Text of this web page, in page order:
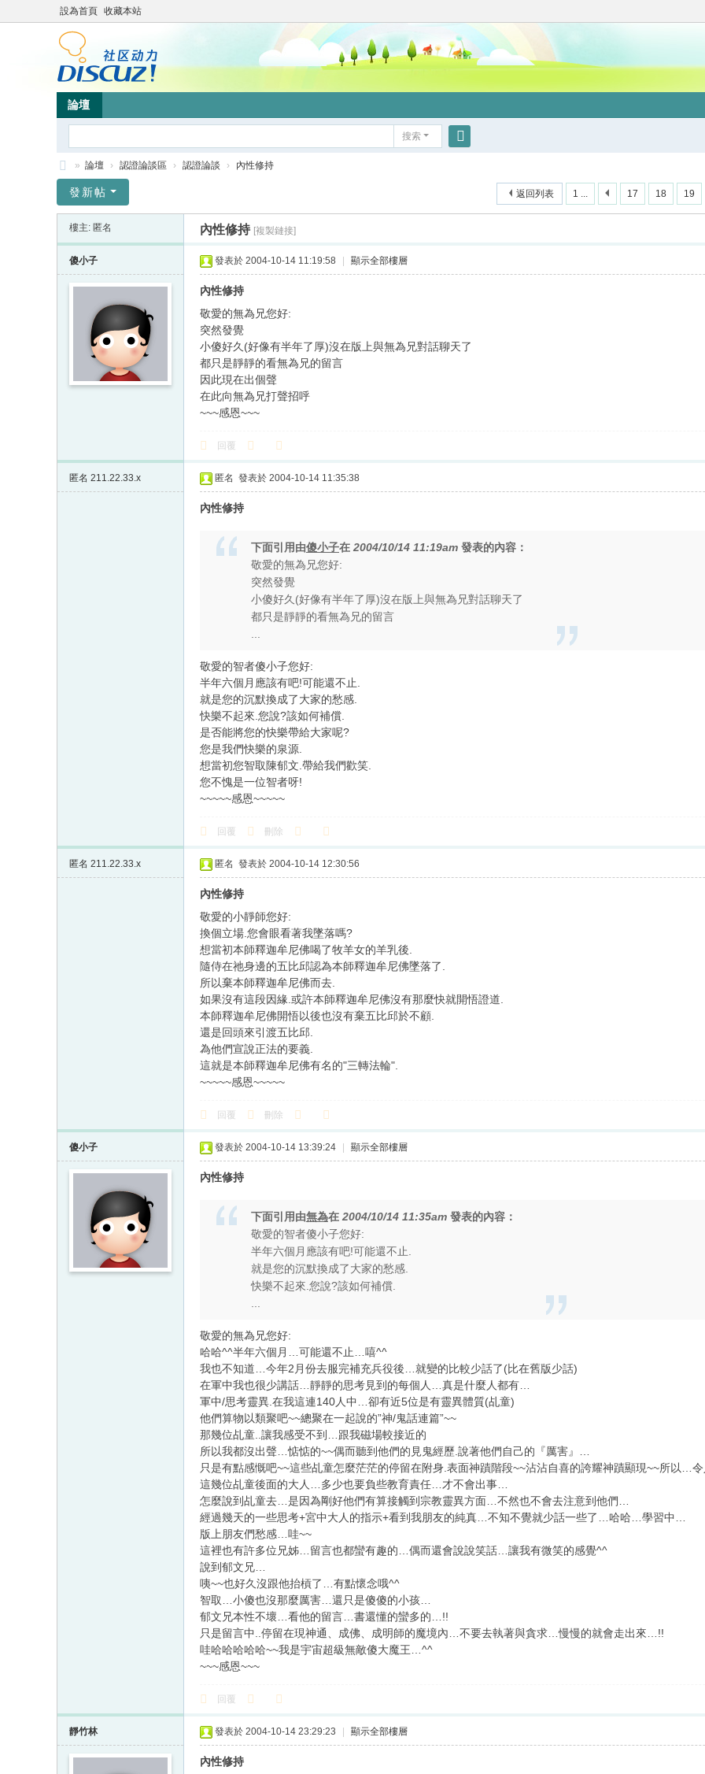
設為首頁 收藏本站
論壇
搜索
竹
» 論壇 › 認證論談區 › 認證論談 › 內性修持
1 ... 17 18 19
返回列表
發新帖
樓主: 匿名 內性修持 [複製鏈接]
傻小子 發表於 2004-10-14 11:19:58 顯示全部樓層
內性修持
敬愛的無為兄您好:
突然發覺
小傻好久(好像有半年了厚)沒在版上與無為兄對話聊天了
都只是靜靜的看無為兄的留言
因此現在出個聲
在此向無為兄打聲招呼
~~~感恩~~~
回覆
匿名 211.22.33.x 匿名 發表於 2004-10-14 11:35:38
內性修持
下面引用由傻小子在 2004/10/14 11:19am 發表的內容：
敬愛的無為兄您好:
突然發覺
小傻好久(好像有半年了厚)沒在版上與無為兄對話聊天了
都只是靜靜的看無為兄的留言
敬愛的智者傻小子您好:
半年六個月應該有吧!可能還不止.
就是您的沉默換成了大家的愁感.
快樂不起來.您說?該如何補償.
是否能將您的快樂帶給大家呢?
您是我們快樂的泉源.
想當初您智取陳郁文.帶給我們歡笑.
您不愧是一位智者呀!
~~~~~感恩~~~~~
回覆 刪除
匿名 211.22.33.x 匿名 發表於 2004-10-14 12:30:56
內性修持
敬愛的小靜師您好:
換個立場.您會眼看著我墜落嗎?
想當初本師釋迦牟尼佛喝了牧羊女的羊乳後.
隨侍在祂身邊的五比邱認為本師釋迦牟尼佛墜落了.
所以棄本師釋迦牟尼佛而去.
如果沒有這段因緣.或許本師釋迦牟尼佛沒有那麼快就開悟證道.
本師釋迦牟尼佛開悟以後也沒有棄五比邱於不顧.
還是回頭來引渡五比邱.
為他們宣說正法的要義.
這就是本師釋迦牟尼佛有名的"三轉法輪".
~~~~~感恩~~~~~
回覆 刪除
傻小子 發表於 2004-10-14 13:39:24 顯示全部樓層
內性修持
下面引用由無為在 2004/10/14 11:35am 發表的內容：
敬愛的智者傻小子您好:
半年六個月應該有吧!可能還不止.
就是您的沉默換成了大家的愁感.
快樂不起來.您說?該如何補償.
敬愛的無為兄您好:
哈哈^^半年六個月…可能還不止…嘻^^
我也不知道…今年2月份去服完補充兵役後…就變的比較少話了(比在舊版少話)
在軍中我也很少講話…靜靜的思考見到的每個人…真是什麼人都有…
軍中/思考靈異.在我這連140人中…卻有近5位是有靈異體質(乩童)
他們算物以類聚吧~~總聚在一起說的”神/鬼話連篇”~~
那幾位乩童..讓我感受不到…跟我磁場較接近的
所以我都沒出聲…惦惦的~~偶而聽到他們的見鬼經歷.說著他們自己的『厲害』…
只是有點感慨吧~~這些乩童怎麼茫茫的停留在附身.表面神蹟階段~~沾沾自喜的誇耀神蹟顯現~~所以…
這幾位乩童後面的大人…多少也要負些教育責任…才不會出事…
怎麼說到乩童去…是因為剛好他們有算接觸到宗教靈異方面…不然也不會去注意到他們…
經過幾天的一些思考+宮中大人的指示+看到我朋友的純真…不知不覺就少話一些了…哈哈…學習中…
版上朋友們愁感…哇~~
這裡也有許多位兄姊…留言也都蠻有趣的…偶而還會說說笑話…讓我有微笑的感覺^^
說到郁文兄…
咦~~也好久沒跟他抬槓了…有點懷念哦^^
智取…小傻也沒那麼厲害…還只是傻傻的小孩…
郁文兄本性不壞…看他的留言…書還懂的蠻多的…!!
只是留言中..停留在現神通、成佛、成明師的魔境內…不要去執著與貪求…慢慢的就會走出來…!!
哇哈哈哈哈哈~~我是宇宙超級無敵傻大魔王…^^
~~~感恩~~~
回覆
靜竹林 發表於 2004-10-14 23:29:23 顯示全部樓層
內性修持